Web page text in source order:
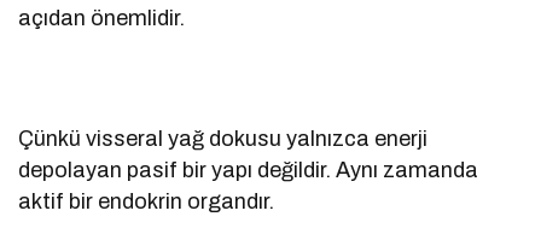
açıdan önemlidir.
Çünkü visseral yağ dokusu yalnızca enerji
depolayan pasif bir yapı değildir. Aynı zamanda
aktif bir endokrin organdır.